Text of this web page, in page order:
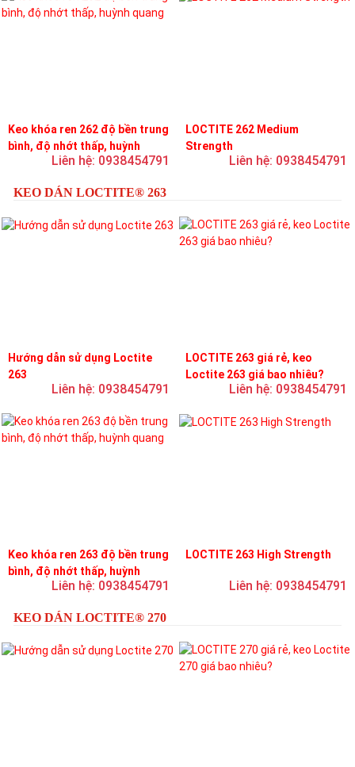
Keo khóa ren 262 độ bền trung
bình, độ nhớt thấp, huỳnh
Liên hệ: 0938454791
LOCTITE 262 Medium
Strength
Liên hệ: 0938454791
KEO DÁN LOCTITE® 263
Hướng dẫn sử dụng Loctite
263
Liên hệ: 0938454791
LOCTITE 263 giá rẻ, keo
Loctite 263 giá bao nhiêu?
Liên hệ: 0938454791
Keo khóa ren 263 độ bền trung
bình, độ nhớt thấp, huỳnh
Liên hệ: 0938454791
LOCTITE 263 High Strength
Liên hệ: 0938454791
KEO DÁN LOCTITE® 270